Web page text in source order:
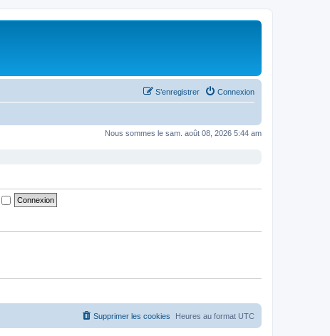
Connexion
S’enregistrer
Nous sommes le sam. août 08, 2026 5:44 am
Heures au format UTC
Supprimer les cookies